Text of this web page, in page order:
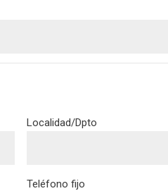
Localidad/Dpto
Teléfono fijo